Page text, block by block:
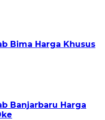
Bima Harga Khusus
Banjarbaru Harga